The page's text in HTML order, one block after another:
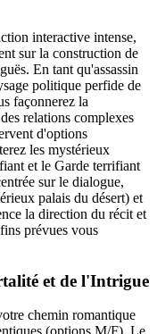
interactive intense,
sur la construction de
En tant qu'assassin
politique perfide de
façonnerez la
relations complexes
d'options
les mystérieux
et le Garde terrifiant
sur le dialogue,
palais du désert) et
la direction du récit et
prévues vous
et de l'Intrigue
chemin romantique